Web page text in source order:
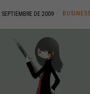
DE 2009 BUSINESS